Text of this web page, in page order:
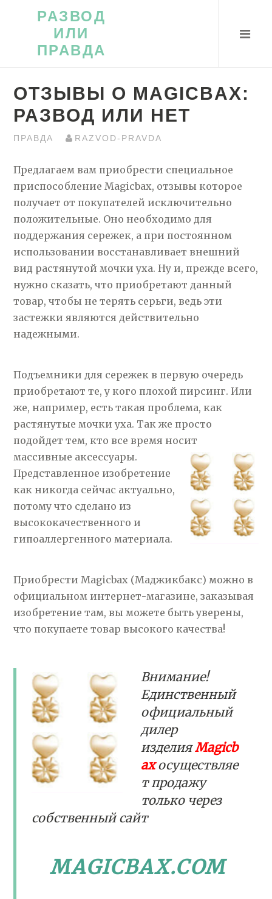
РАЗВОД
ИЛИ
ПРАВДА
ОТЗЫВЫ О MAGICBAX:
РАЗВОД ИЛИ НЕТ
ПРАВДА RAZVOD-PRAVDA
Предлагаем вам приобрести специальное
приспособление Magicbax, отзывы которое
получает от покупателей исключительно
положительные. Оно необходимо для
поддержания сережек, а при постоянном
использовании восстанавливает внешний
вид растянутой мочки уха. Ну и, прежде всего,
нужно сказать, что приобретают данный
товар, чтобы не терять серьги, ведь эти
застежки являются действительно
надежными.
Подъемники для сережек в первую очередь
приобретают те, у кого плохой пирсинг. Или
же, например, есть такая проблема, как
растянутые мочки уха. Так же просто
подойдет тем, кто все время носит
массивные аксессуары.
Представленное изобретение
как никогда сейчас актуально,
потому что сделано из
высококачественного и
гипоаллергенного материала.
Приобрести Magicbax (Маджикбакс) можно в
официальном интернет-магазине, заказывая
изобретение там, вы можете быть уверены,
что покупаете товар высокого качества!
Внимание!
Единственный
официальный
дилер
изделияMagicb
axосуществляе
т продажу
только через
собственный сайт
MAGICBAX.COM